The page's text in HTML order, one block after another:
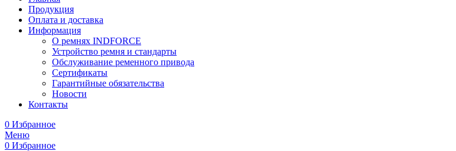
Продукция
Оплата и доставка
Информация
О ремнях INDFORCE
Устройство ремня и стандарты
Обслуживание ременного привода
Сертификаты
Гарантийные обязательства
Новости
Контакты
0 Избранное
Меню
0 Избранное